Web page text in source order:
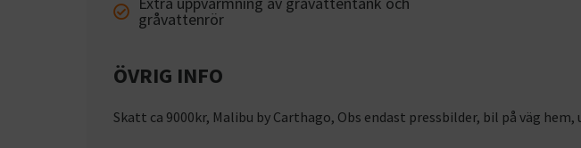
gråvattenrör
ÖVRIG INFO
Skatt ca 9000kr, Malibu by Carthago, Obs endast pressbilder, bil på väg